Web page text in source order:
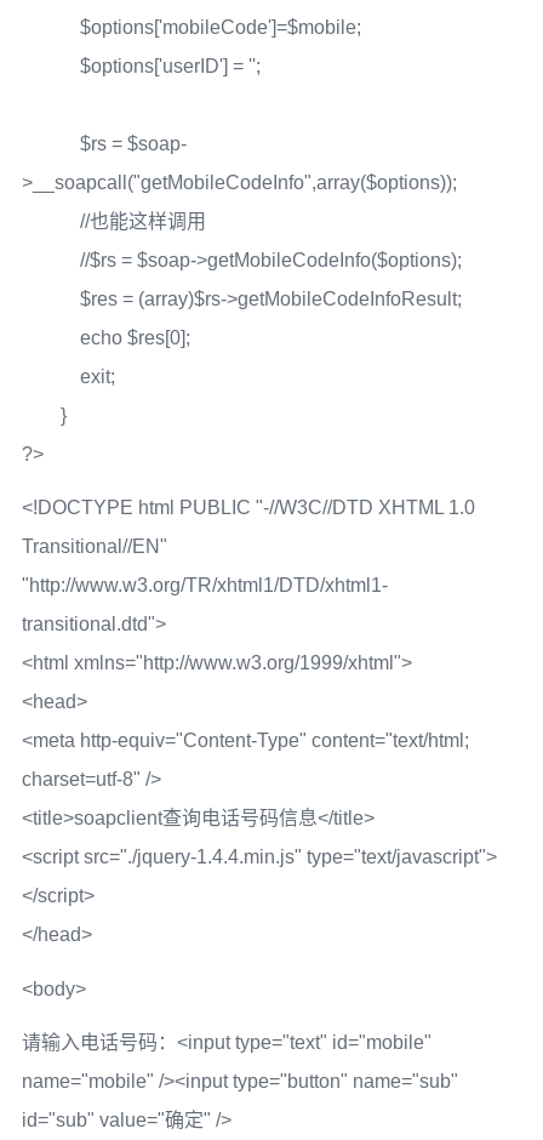
$options['mobileCode']=$mobile;
$options['userID'] = '';
$rs = $soap-
>__soapcall("getMobileCodeInfo",array($options));
//也能这样调用
//$rs = $soap->getMobileCodeInfo($options);
$res = (array)$rs->getMobileCodeInfoResult;
echo $res[0];
exit;
}
?>
<!DOCTYPE html PUBLIC "-//W3C//DTD XHTML 1.0
Transitional//EN"
"http://www.w3.org/TR/xhtml1/DTD/xhtml1-
transitional.dtd">
<html xmlns="http://www.w3.org/1999/xhtml">
<head>
<meta http-equiv="Content-Type" content="text/html;
charset=utf-8" />
<title>soapclient查询电话号码信息</title>
<script src="./jquery-1.4.4.min.js" type="text/javascript">
</script>
</head>
<body>
请输入电话号码：<input type="text" id="mobile"
name="mobile" /><input type="button" name="sub"
id="sub" value="确定" />